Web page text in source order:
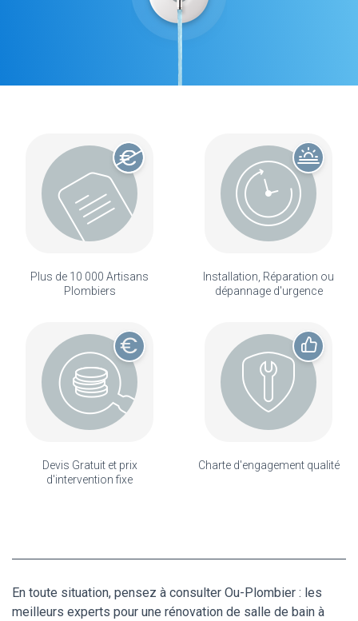
Plus de 10 000 Artisans
Plombiers
Installation, Réparation ou
dépannage d'urgence
Devis Gratuit et prix
d'intervention fixe
Charte d'engagement qualité
En toute situation, pensez à consulter Ou-Plombier : les
meilleurs experts pour une rénovation de salle de bain à